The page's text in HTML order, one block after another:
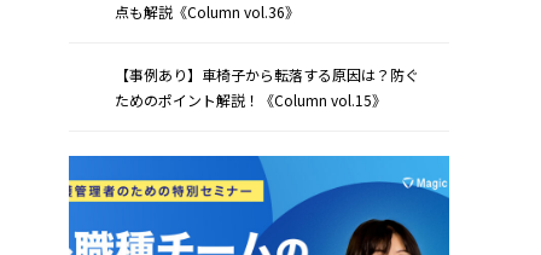
点も解説《Column vol.36》
【事例あり】車椅子から転落する原因は？防ぐ
ためのポイント解説！《Column vol.15》